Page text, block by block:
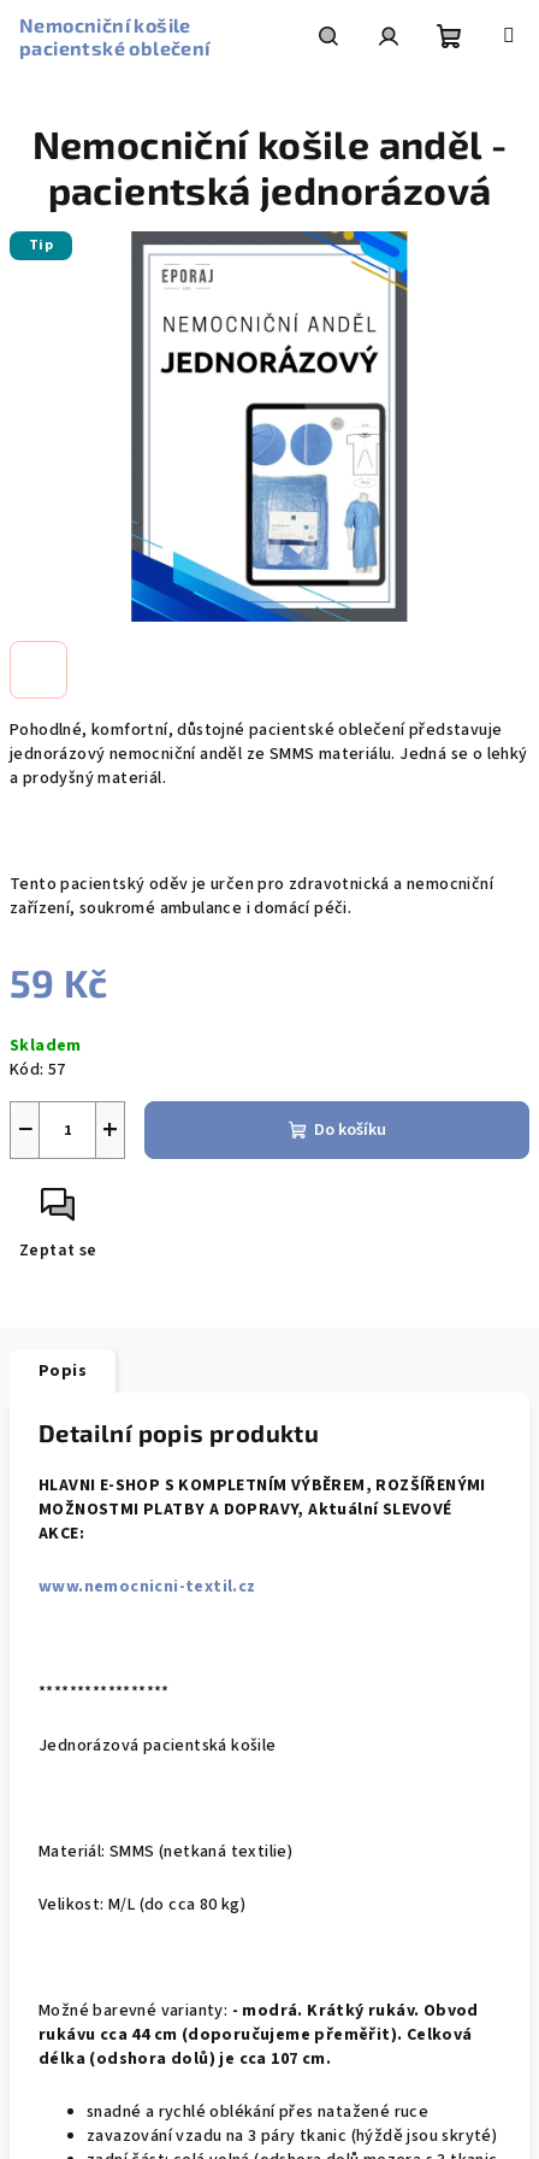
obsah
Nemocniční košile
pacientské oblečení
košík
Pohodlné, komfortní, důstojné pacientské oblečení představuje
jednorázový nemocniční anděl ze SMMS materiálu. Jedná se o lehký
a prodyšný materiál.
Tento pacientský oděv je určen pro zdravotnická a nemocniční
zařízení, soukromé ambulance i domácí péči.
59 Kč
cena:
Skladem
Kód: 57
+
− Do košíku
Zeptat se
Nemocniční košile anděl -
pacientská jednorázová
Tip
Popis
Detailní popis produktu
HLAVNI E-SHOP S KOMPLETNÍM VÝBĚREM, ROZŠÍŘENÝMI
MOŽNOSTMI PLATBY A DOPRAVY, Aktuální SLEVOVÉ
AKCE:
www.nemocnicni-textil.cz
*****************
Jednorázová pacientská košile
Materiál: SMMS (netkaná textilie)
Velikost: M/L (do cca 80 kg)
Možné barevné varianty: - modrá. Krátký rukáv. Obvod
rukávu cca 44 cm (doporučujeme přeměřit). Celková
délka (odshora dolů) je cca 107 cm.
snadné a rychlé oblékání přes natažené ruce
zavazování vzadu na 3 páry tkanic (hýždě jsou skryté)